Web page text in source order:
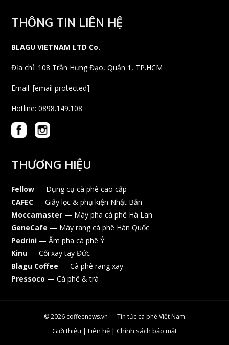
THÔNG TIN LIÊN HỆ
BLAGU VIETNAM LTD Co.
Địa chỉ: 108 Trần Hưng Đạo, Quận 1, TP.HCM
Email:[email protected]
Hotline: 0898.149.108
THƯƠNG HIỆU
Fellow — Dụng cụ cà phê cao cấp
CAFEC — Giấy lọc & phụ kiện Nhật Bản
Moccamaster — Máy pha cà phê Hà Lan
GeneCafe — Máy rang cà phê Hàn Quốc
Pedrini — Ấm pha cà phê Ý
Kinu — Cối xay tay Đức
Blagu Coffee — Cà phê rang xay
Pressoco — Cà phê & trà
© 2026 coffeenews.vn — Tin tức cà phê Việt Nam
Giới thiệu | Liên hệ | Chính sách bảo mật